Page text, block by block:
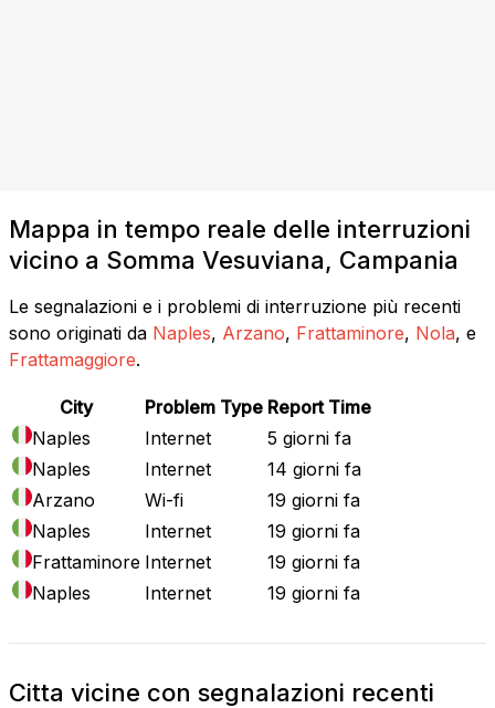
Mappa in tempo reale delle interruzioni
vicino a Somma Vesuviana, Campania
Le segnalazioni e i problemi di interruzione più recenti
sono originati da Naples, Arzano, Frattaminore, Nola, e
Frattamaggiore.
City Problem Type Report Time
Naples
Internet
5 giorni fa
Naples
Internet
14 giorni fa
Arzano
Wi-fi
19 giorni fa
Naples
Internet
19 giorni fa
Frattaminore Internet
19 giorni fa
Naples
Internet 19 giorni fa
Citta vicine con segnalazioni recenti